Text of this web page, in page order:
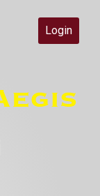
Login